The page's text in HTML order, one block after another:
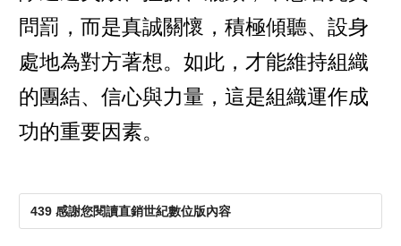
問罰，而是真誠關懷，積極傾聽、設身
處地為對方著想。如此，才能維持組織
的團結、信心與力量，這是組織運作成
功的重要因素。
439 感謝您閱讀直銷世紀數位版內容